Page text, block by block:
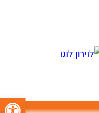
פתח